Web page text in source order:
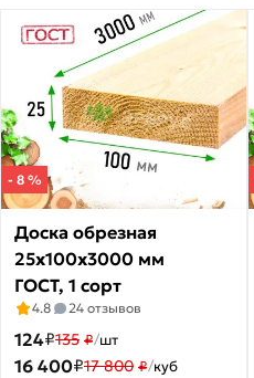
Товаров
акции:
18
Доска
строганная
Товаров
по
акции:
Брус
сухой
строганный
Товаров
- 8 %
Доска обрезная
25х100х3000 мм
ГОСТ, 1 сорт
4.8 24 отзывов
124₽135 ₽/шт
16 400₽17 800 ₽/куб